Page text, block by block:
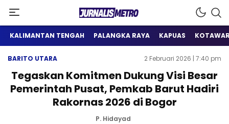
Jurnalis Metro
Satu Wadah Informasi
KALIMANTAN TENGAH PALANGKA RAYA KAPUAS
BARITO UTARA 2 Februari 2026 | 7:40 pm
Tegaskan Komitmen Dukung Visi Besar
Pemerintah Pusat, Pemkab Barut Hadiri
Rakornas 2026 di Bogor
P. Hidayad